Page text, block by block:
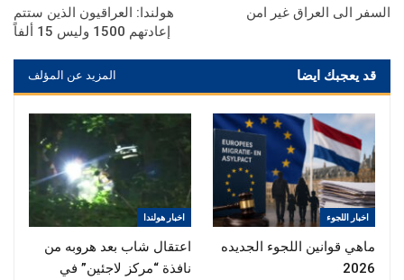
10:30 – 11:00
13:00 – 13:45
استراحة
14:00 – 15:00
محاضرة وثائقية مصورة و المحاضرة مركزه على
القضايا الاجتماعية , مثل اللاجئين
السفر الى العراق غير امن
هولندا: العراقيون الذين ستتم
إعادتهم 1500 وليس 15 ألفاً
قد يعجبك ايضا المزيد عن المؤلف
اخبار اللجوء
ماهي قوانين اللجوء الجديده
2026
اخبار هولندا
اعتقال شاب بعد هروبه من
نافذة “مركز لاجئين” في